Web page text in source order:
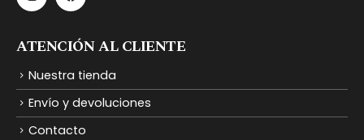
ATENCIÓN AL CLIENTE
Nuestra tienda
Envío y devoluciones
Contacto